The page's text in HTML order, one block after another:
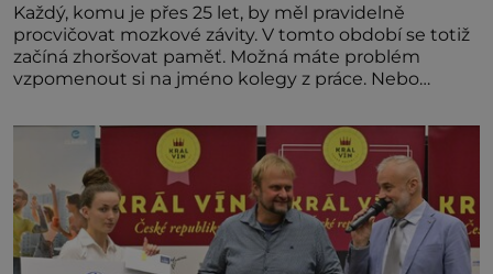
Každý, komu je přes 25 let, by měl pravidelně
procvičovat mozkové závity. V tomto období se totiž
začíná zhoršovat paměť. Možná máte problém
vzpomenout si na jméno kolegy z práce. Nebo
nedávno přečetli. Je to opravdu tak, s věkem jako
kdyby se paměť rozhodla stávkovat. Cvičte